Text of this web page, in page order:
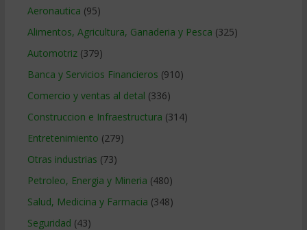
Aeronautica (95)
Alimentos, Agricultura, Ganaderia y Pesca (325)
Automotriz(379)
Banca y Servicios Financieros (910)
Comercio y ventas al detal (336)
Construccion e Infraestructura (314)
Entretenimiento (279)
Otras industrias (73)
Petroleo, Energia y Mineria (480)
Salud, Medicina y Farmacia (348)
Seguridad (43)